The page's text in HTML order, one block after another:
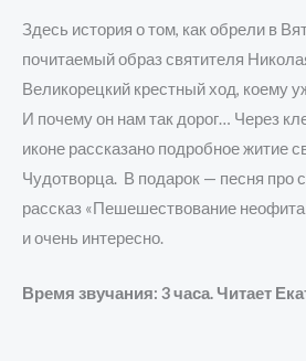
Здесь история о том, как обрели в
почитаемый образ святителя
Великорецкий крестный ход, коему
И почему он нам так дорог… Через
иконе рассказано подробное житие
Чудотворца. В подарок — песня про
рассказ «Пешешествование
и очень интересно.
Время звучания: 3 часа. Читает